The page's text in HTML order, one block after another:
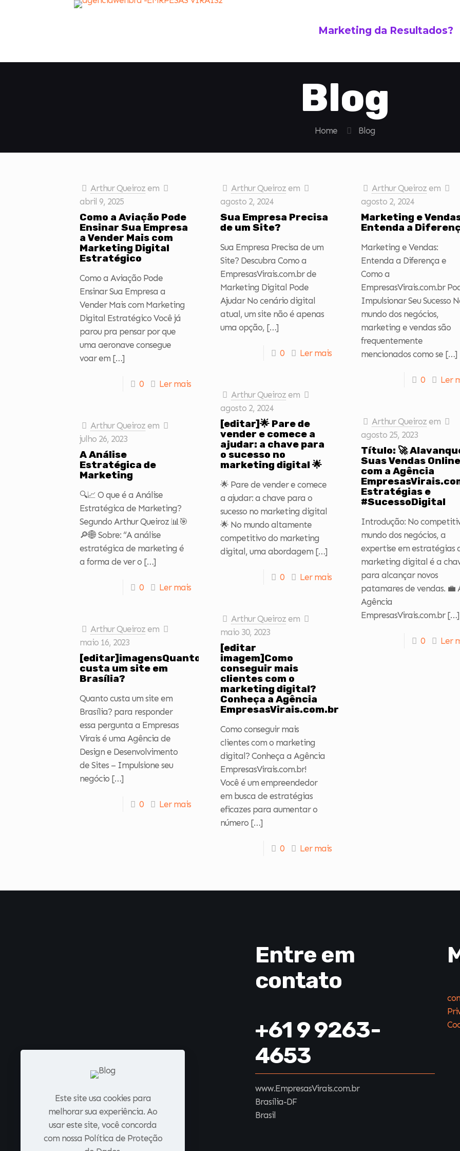
Marketing da Resultados?
Blog
Home Blog
Arthur Queiroz em
abril 9, 2025
Como a Aviação Pode
Ensinar Sua Empresa
a Vender Mais com
Marketing Digital
Estratégico
Como a Aviação Pode
Ensinar Sua Empresa a
Vender Mais com Marketing
Digital Estratégico Você já
parou pra pensar por que
uma aeronave consegue
voar em[…]
0 Ler mais
Arthur Queiroz em
agosto 2, 2024
Sua Empresa Precisa
de um Site?
Sua Empresa Precisa de um
Site? Descubra Como a
EmpresasVirais.com.br de
Marketing Digital Pode
Ajudar No cenário digital
atual, um site não é apenas
uma opção,[…]
0 Ler mais
Arthur Queiroz em
agosto 2, 2024
Marketing e
Entenda a
Marketing e Vendas:
Entenda a Diferença e
Como a
EmpresasVirais.com.br
Impulsionar Seu Sucesso
mundo dos negócios,
marketing e vendas são
frequentemente
mencionados como se[…]
0 Ler
Arthur Queiroz em
agosto 2, 2024
[editar]🌟 Pare de
vender e comece a
ajudar: a chave para
o sucesso no
marketing digital 🌟
🌟 Pare de vender e comece
a ajudar: a chave para o
sucesso no marketing digital
🌟 No mundo altamente
competitivo do marketing
digital, uma abordagem[…]
0 Ler mais
Arthur Queiroz em
agosto 25, 2023
Título: 🚀
Suas Vendas Online
com a Agência
Estratégias e
#SucessoDigital
Introdução: No
mundo dos negócios, a
expertise em estratégias
marketing digital é a
para alcançar novos
patamares de vendas. 💼
Agência
EmpresasVirais.com.br[…]
0 Ler
Arthur Queiroz em
julho 26, 2023
A Análise
Estratégica de
Marketing
🔍📈 O que é a Análise
Estratégica de Marketing?
Segundo Arthur Queiroz 📊🎯
🔎🌐 Sobre: “A análise
estratégica de marketing é
a forma de ver o[…]
0 Ler mais
Arthur Queiroz em
maio 30, 2023
[editar
imagem]Como
conseguir mais
clientes com o
marketing digital?
Conheça a Agência
EmpresasVirais.com.br
Como conseguir mais
clientes com o marketing
digital? Conheça a Agência
EmpresasVirais.com.br!
Você é um empreendedor
em busca de estratégias
eficazes para aumentar o
número[…]
0 Ler mais
Arthur Queiroz em
maio 16, 2023
[editar]imagensQuanto
custa um site em
Brasília?
Quanto custa um site em
Brasília? para responder
essa pergunta a Empresas
Virais é uma Agência de
Design e Desenvolvimento
de Sites – Impulsione seu
negócio[…]
0 Ler mais
Entre em
contato
+61 9 9263-
4653
www.EmpresasVirais.com.br
Brasília-DF
Brasil
Este site usa cookies para
melhorar sua experiência. Ao
usar este site, você concorda
com nossa Política de Proteção